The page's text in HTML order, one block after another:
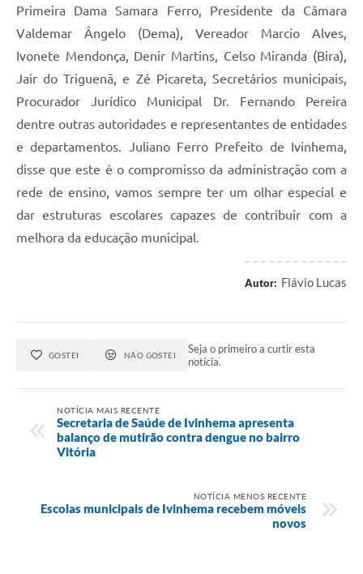
Primeira Dama Samara Ferro, Presidente da Câmara
Valdemar Ângelo (Dema), Vereador Marcio Alves,
Ivonete Mendonça, Denir Martins, Celso Miranda (Bira),
Jair do Triguenã, e Zé Picareta, Secretários municipais,
Procurador Jurídico Municipal Dr. Fernando Pereira
dentre outras autoridades e representantes de entidades
e departamentos. Juliano Ferro Prefeito de Ivinhema,
disse que este é o compromisso da administração com a
rede de ensino, vamos sempre ter um olhar especial e
dar estruturas escolares capazes de contribuir com a
melhora da educação municipal.
Autor: Flávio Lucas
GOSTEI NÃO GOSTEI
Seja o primeiro a curtir esta
notícia.
NOTÍCIA MAIS RECENTE
Secretaria de Saúde de Ivinhema apresenta
balanço de mutirão contra dengue no bairro
Vitória
NOTÍCIA MENOS RECENTE
Escolas municipais de Ivinhema recebem móveis
novos